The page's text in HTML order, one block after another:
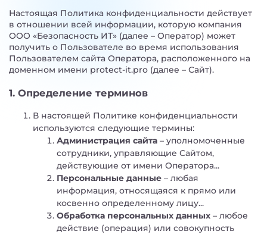
Настоящая Политика конфиденциальности действует
в отношении всей информации, которую компания
ООО «Безопасность ИТ» (далее – Оператор) может
получить о Пользователе во время использования
Пользователем сайта Оператора, расположенного на
доменном имени protect-it.pro (далее – Сайт).
1. Определение терминов
В настоящей Политике конфиденциальности
используются следующие термины:
Администрация сайта – уполномоченные
сотрудники, управляющие Сайтом,
действующие от имени Оператора...
Персональные данные – любая
информация, относящаяся к прямо или
косвенно определенному лицу...
Обработка персональных данных – любое
действие (операция) или совокупность